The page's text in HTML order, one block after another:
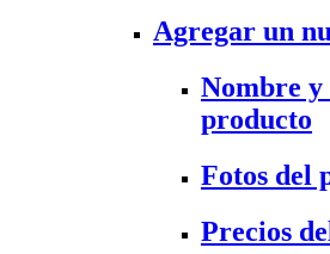
Agregar un
Nombre y
producto
Fotos del
Precios